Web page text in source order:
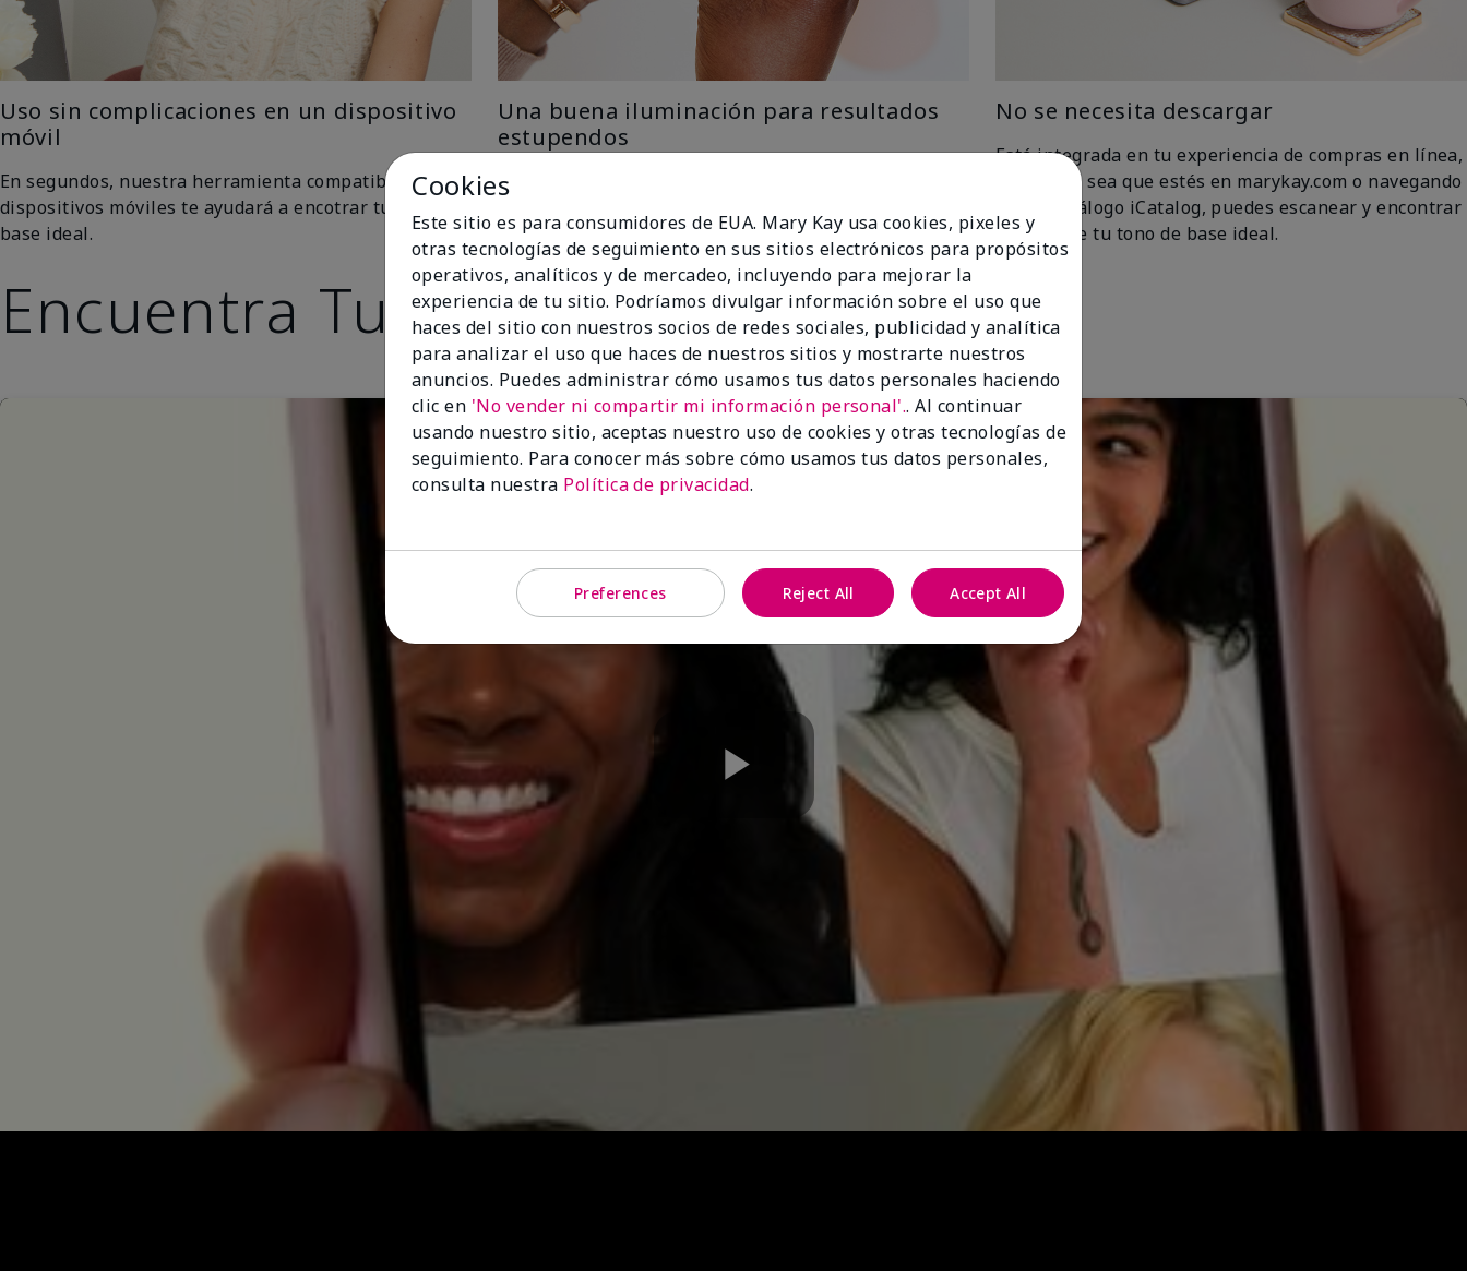
Uso sin complicaciones en un dispositivo
móvil
En segundos, nuestra herramienta compatible con
dispositivos móviles te ayudará a encotrar tu tono de
base ideal.
Una buena iluminación para resultados
estupendos
Nuestra tecnología con IA elimina todo el trabajo con
ventana para una iluminación uniforme y natural y
obtén los mejores resultados.
No se necesita descargar
Está integrada en tu experiencia de compras en línea,
así que ya sea que estés en marykay.com o navegando
por el catálogo iCatalog, puedes escanear y encontrar
fácilmente tu tono de base ideal.
Encuentra Tu Tono Ideal
Play
Video
Cookies
Este sitio es para consumidores de EUA. Mary Kay usa cookies, pixeles y
otras tecnologías de seguimiento en sus sitios electrónicos para propósitos
operativos, analíticos y de mercadeo, incluyendo para mejorar la
experiencia de tu sitio. Podríamos divulgar información sobre el uso que
haces del sitio con nuestros socios de redes sociales, publicidad y analítica
para analizar el uso que haces de nuestros sitios y mostrarte nuestros
anuncios. Puedes administrar cómo usamos tus datos personales haciendo
clic en 'No vender ni compartir mi información personal'.. Al continuar
usando nuestro sitio, aceptas nuestro uso de cookies y otras tecnologías de
seguimiento. Para conocer más sobre cómo usamos tus datos personales,
consulta nuestra Política de privacidad.
Preferences Reject All Accept All